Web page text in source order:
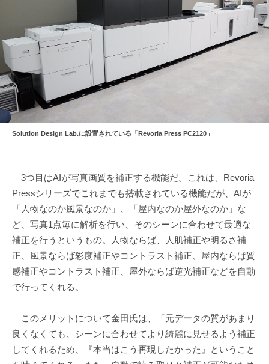
Solution Design Lab.に設置されている「Revoria Press PC2120」
3つ目はAIが写真画質を補正する機能だ。これは、Revoria
Pressシリーズでこれまでも搭載されている機能だが、AIが
「人物なのか風景なのか」、「屋内なのか屋外なのか」な
ど、写真1点毎に解析を行い、そのシーンに合わせて最適な
補正を行うというもの。人物ならば、人肌補正や明るさ補
正、風景ならば彩度補正やコントラスト補正、屋内ならば質
感補正やコントラスト補正、屋外ならば逆光補正などを自動
で行ってくれる。
このメリットについて金田氏は、「元データの質があまり
良くなくても、シーンに合わせてより綺麗に見せるよう補正
してくれるため、『本当はこう再現したかった』ということ